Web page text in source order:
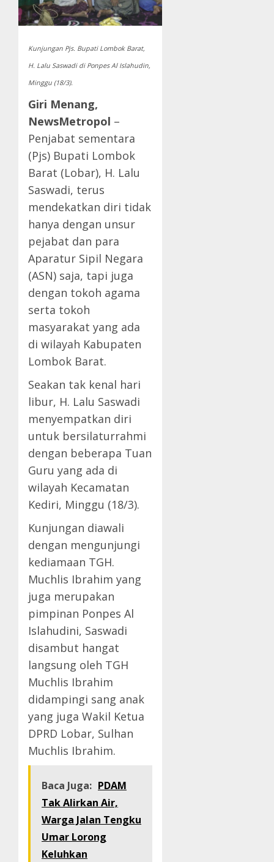
Kunjungan Pjs. Bupati Lombok Barat,
H. Lalu Saswadi di Ponpes Al Islahudin,
Minggu (18/3).
Giri Menang,
NewsMetropol –
Penjabat sementara
(Pjs) Bupati Lombok
Barat (Lobar), H. Lalu
Saswadi, terus
mendekatkan diri tidak
hanya dengan unsur
pejabat dan para
Aparatur Sipil Negara
(ASN) saja, tapi juga
dengan tokoh agama
serta tokoh
masyarakat yang ada
di wilayah Kabupaten
Lombok Barat.
Seakan tak kenal hari
libur, H. Lalu Saswadi
menyempatkan diri
untuk bersilaturrahmi
dengan beberapa Tuan
Guru yang ada di
wilayah Kecamatan
Kediri, Minggu (18/3).
Kunjungan diawali
dengan mengunjungi
kediamaan TGH.
Muchlis Ibrahim yang
juga merupakan
pimpinan Ponpes Al
Islahudini, Saswadi
disambut hangat
langsung oleh TGH
Muchlis Ibrahim
didampingi sang anak
yang juga Wakil Ketua
DPRD Lobar, Sulhan
Muchlis Ibrahim.
Baca Juga: PDAM
Tak Alirkan Air,
Warga Jalan Tengku
Umar Lorong
Keluhkan